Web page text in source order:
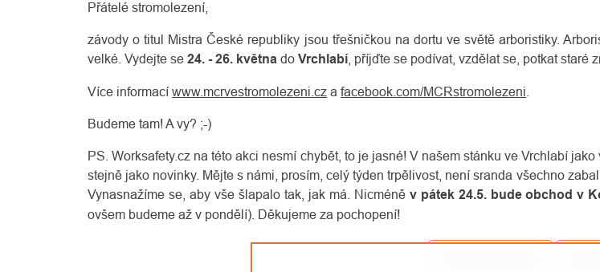
Přátelé stromolezení,
závody o titul Mistra České republiky jsou třešničkou na dortu ve světě arboristiky.
velké. Vydejte se 24. - 26. května do Vrchlabí , příjďte se podívat, vzdělat se, potkat staré
Více informací www.mcrvestromolezeni.cz a facebook.com/MCRstromolezeni
Budeme tam! A vy? ;-)
PS. Worksafety.cz na této akci nesmí chybět, to je jasné! V našem stánku ve Vrchlabí
stejně jako novinky. Mějte s námi, prosím, celý týden trpělivost, není sranda všechno
Vynasnažíme se, aby vše šlapalo tak, jak má. Nicméně v pátek 24.5. bude obchod v
ovšem budeme až v pondělí). Děkujeme za pochopení!